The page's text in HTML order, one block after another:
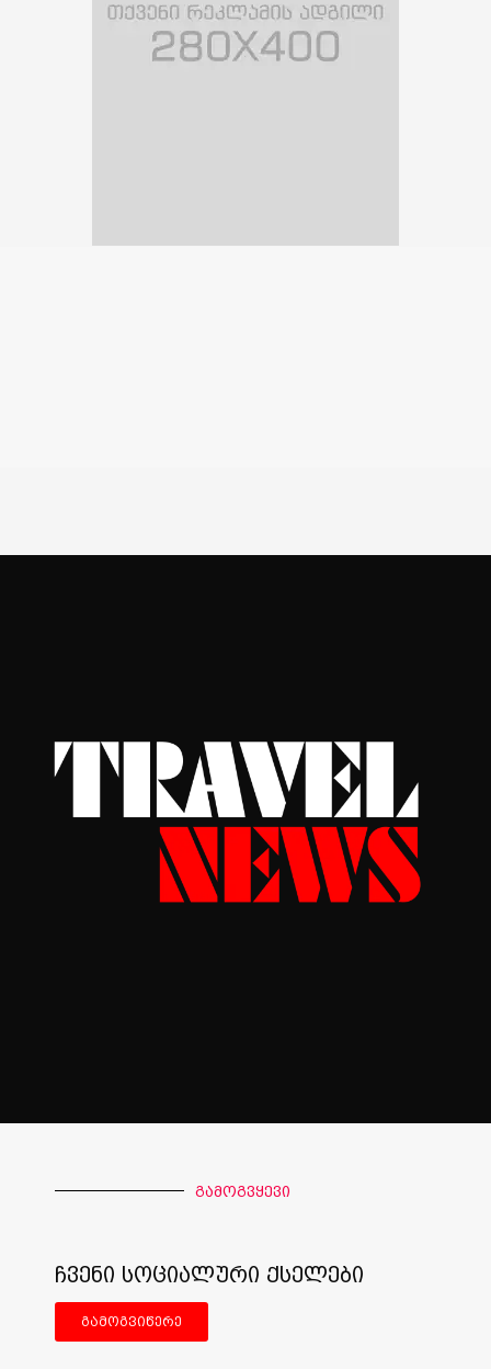
გამოგვყევი
ჩვენი სოციალური ქსელები
გამოგვიწერე